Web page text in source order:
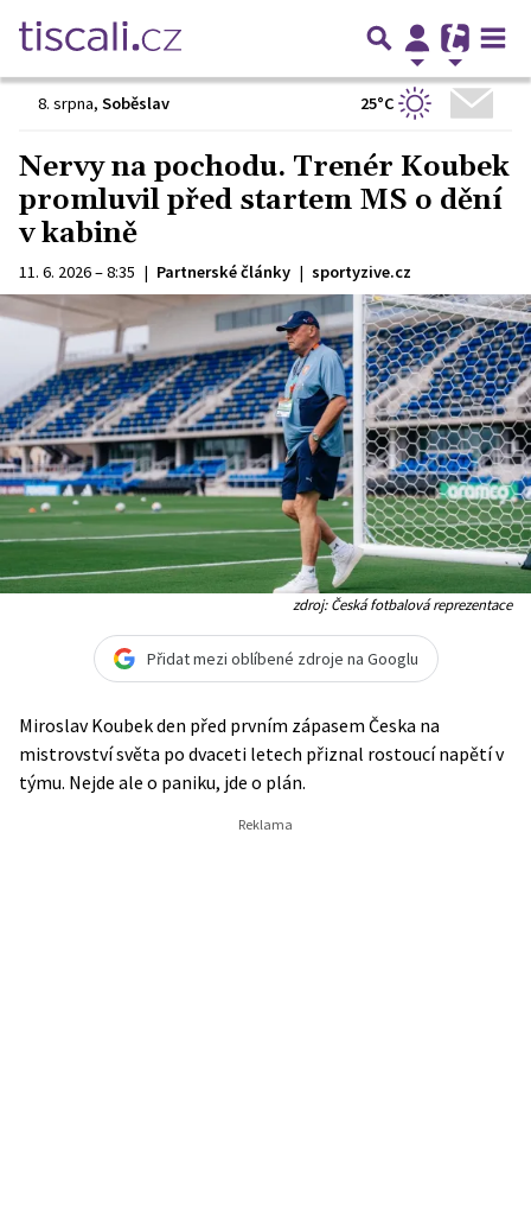
8. srpna, Soběslav 25°C
Nervy na pochodu. Trenér Koubek
promluvil před startem MS o dění
v kabině
11. 6. 2026 – 8:35 | Partnerské články | sportyzive.cz
zdroj: Česká fotbalová reprezentace
Přidat mezi oblíbené zdroje na Googlu
Miroslav Koubek den před prvním zápasem Česka na
mistrovství světa po dvaceti letech přiznal rostoucí napětí v
týmu. Nejde ale o paniku, jde o plán.